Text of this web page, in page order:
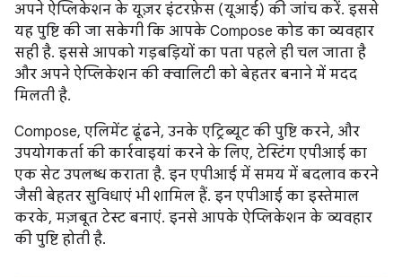
अपने ऐप्लिकेशन के यूज़र इंटरफ़ेस (यूआई) की जांच करें. इससे
यह पुष्टि की जा सकेगी कि आपके Compose कोड का व्यवहार
सही है. इससे आपको गड़बड़ियों का पता पहले ही चल जाता है
और अपने ऐप्लिकेशन की क्वालिटी को बेहतर बनाने में मदद
मिलती है.
Compose, एलिमेंट ढूंढने, उनके एट्रिब्यूट की पुष्टि करने, और
उपयोगकर्ता की कार्रवाइयां करने के लिए, टेस्टिंग एपीआई का
एक सेट उपलब्ध कराता है. इन एपीआई में समय में बदलाव करने
जैसी बेहतर सुविधाएं भी शामिल हैं. इन एपीआई का इस्तेमाल
करके, मज़बूत टेस्ट बनाएं. इनसे आपके ऐप्लिकेशन के व्यवहार
की पुष्टि होती है.